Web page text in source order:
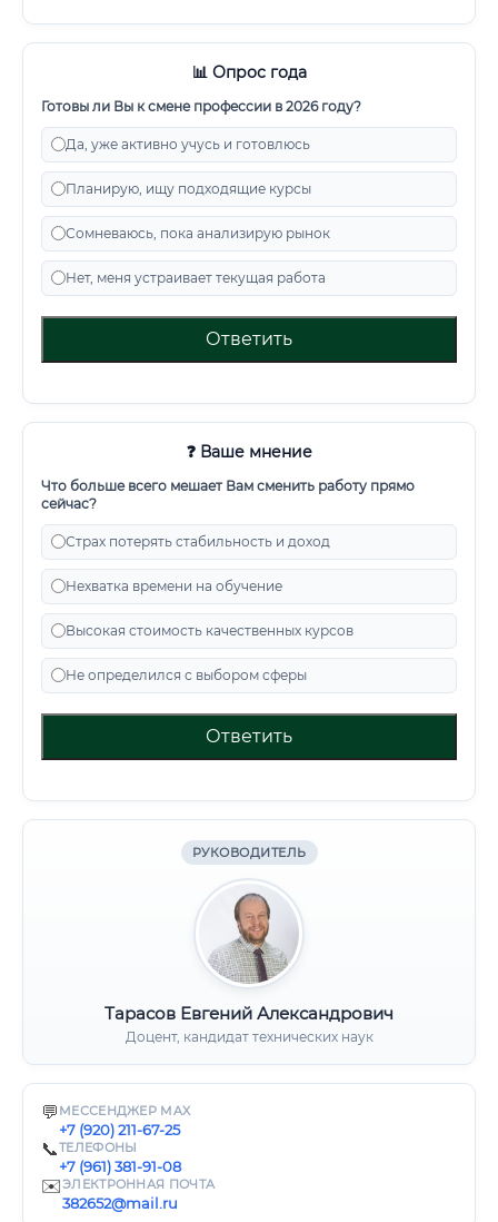
📊 Опрос года
Готовы ли Вы к смене профессии в 2026 году?
Да, уже активно учусь и готовлюсь
Планирую, ищу подходящие курсы
Сомневаюсь, пока анализирую рынок
Нет, меня устраивает текущая работа
Ответить
❓ Ваше мнение
Что больше всего мешает Вам сменить работу прямо
сейчас?
Страх потерять стабильность и доход
Нехватка времени на обучение
Высокая стоимость качественных курсов
Не определился с выбором сферы
Ответить
РУКОВОДИТЕЛЬ
Тарасов Евгений Александрович
Доцент, кандидат технических наук
💬 МЕССЕНДЖЕР MAX
+7 (920) 211-67-25
📞ТЕЛЕФОНЫ
+7 (961) 381-91-08
✉️ЭЛЕКТРОННАЯ ПОЧТА
382652@mail.ru